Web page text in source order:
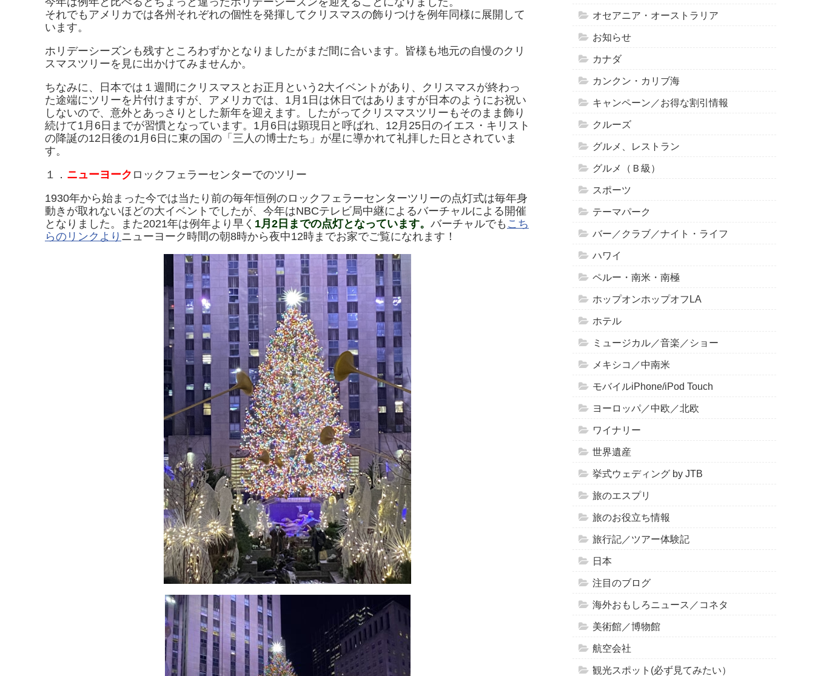
それでもアメリカでは各州それぞれの個性を発揮してクリスマスの飾りつけを例年同様に展開して
います。
ホリデーシーズンも残すところわずかとなりましたがまだ間に合います。皆様も地元の自慢のクリ
スマスツリーを見に出かけてみませんか。
ちなみに、日本では１週間にクリスマスとお正月という2大イベントがあり、クリスマスが終わっ
た途端にツリーを片付けますが、アメリカでは、1月1日は休日ではありますが日本のようにお祝い
しないので、意外とあっさりとした新年を迎えます。したがってクリスマスツリーもそのまま飾り
続けて1月6日までが習慣となっています。1月6日は顕現日と呼ばれ、12月25日のイエス・キリスト
の降誕の12日後の1月6日に東の国の「三人の博士たち」が星に導かれて礼拝した日とされていま
す。
１． ニューヨーク ロックフェラーセンターでのツリー
1930年から始まった今では当たり前の毎年恒例のロックフェラーセンターツリーの点灯式は毎年身
動きが取れないほどの大イベントでしたが、今年はNBCテレビ局中継によるバーチャルによる開催
となりました。また2021年は例年より早く 1月2日までの点灯となっています。 バーチャルでも こち
らのリンクより ニューヨーク時間の朝8時から夜中12時までお家でご覧になれます！
オセアニア・オーストラリア
お知らせ
カナダ
カンクン・カリブ海
キャンペーン／お得な割引情報
クルーズ
グルメ、レストラン
グルメ（Ｂ級）
スポーツ
テーマパーク
バー／クラブ／ナイト・ライフ
ハワイ
ペルー・南米・南極
ホップオンホップオフLA
ホテル
ミュージカル／音楽／ショー
メキシコ／中南米
モバイルiPhone/iPod Touch
ヨーロッパ／中欧／北欧
ワイナリー
世界遺産
挙式ウェディング by JTB
旅のエスプリ
旅のお役立ち情報
旅行記／ツアー体験記
日本
注目のブログ
海外おもしろニュース／コネタ
美術館／博物館
航空会社
観光スポット(必ず見てみたい）